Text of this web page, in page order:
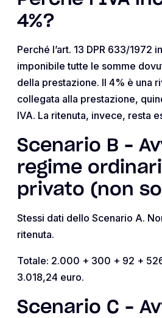
4%?
Perché l’art. 13 DPR 633/1972
imponibile tutte le somme
della prestazione. Il 4% è una
collegata alla prestazione,
IVA. La ritenuta, invece, resta
Scenario B –
regime
privato (non
Stessi dati dello Scenario A.
ritenuta.
Totale: 2.000 + 300 + 92 +
3.018,24 euro.
Scenario C –